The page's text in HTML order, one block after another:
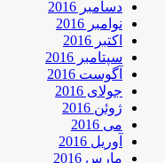
دسامبر 2016
نوامبر 2016
اکتبر 2016
سپتامبر 2016
آگوست 2016
جولای 2016
ژوئن 2016
می 2016
آوریل 2016
مارس 2016